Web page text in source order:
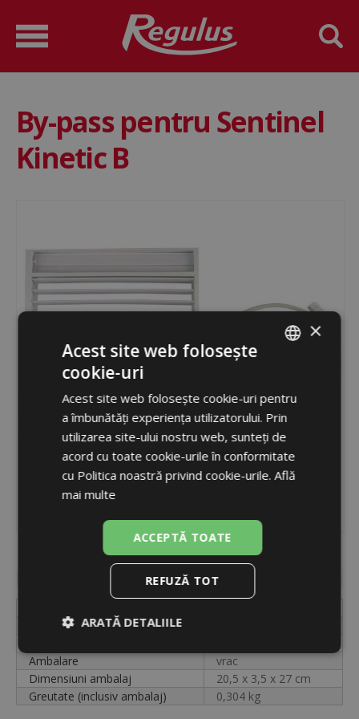
By-pass pentru Sentinel
Kinetic B
11011
indisponibil
Ambalare
vrac
Dimensiuni ambalaj
20,5 x 3,5 x 27 cm
Greutate (inclusiv ambalaj)
0,304 kg
ENGLISH
×
Acest site web folosește
cookie-uri
Acest site web folosește cookie-uri pentru
a îmbunătăți experiența utilizatorului. Prin
utilizarea site-ului nostru web, sunteți de
acord cu toate cookie-urile în conformitate
cu Politica noastră privind cookie-urile. Află
mai multe
ACCEPTĂ TOATE
REFUZĂ TOT
ARATĂ DETALIILE
Strict
necesare
De
performanță
De
targetare